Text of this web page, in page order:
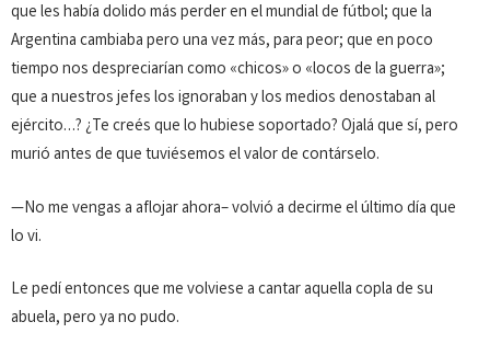
que les había dolido más perder en el mundial de fútbol; que la
Argentina cambiaba pero una vez más, para peor; que en poco
tiempo nos desprecia­rían como «chicos» o «locos de la guerra»;
que a nuestros jefes los ignoraban y los medios denostaban al
ejér­cito…? ¿Te creés que lo hubiese soportado? Ojalá que sí, pero
murió antes de que tuviésemos el valor de contárselo.
—No me vengas a aflojar ahora– volvió a decirme el último día que
lo vi.
Le pedí entonces que me volviese a can­tar aquella copla de su
abuela, pero ya no pudo.